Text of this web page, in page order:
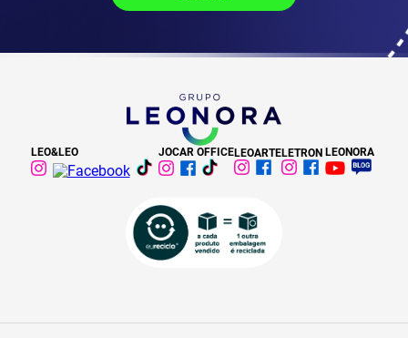
LEO&LEO JOCAR OFFICELEOARTELETRON LEONORA